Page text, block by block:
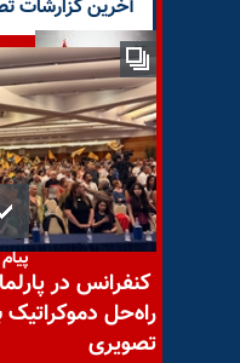
با
آخرین گزارشات
کنفرانس در
راه‌حل دموکراتیک
تصویری